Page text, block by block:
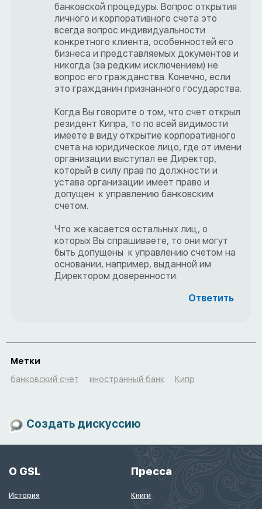
банковской процедуры. Вопрос открытия
личного и корпоративного счета это
всегда вопрос индивидуальности
конкретного клиента, особенностей его
бизнеса и представляемых документов и
никогда (за редким исключением) не
вопрос его гражданства. Конечно, если
это гражданин признанного государства.
Когда Вы говорите о том, что счет открыл
резидент Кипра, то по всей видимости
имеете в виду открытие корпоративного
счета на юридическое лицо, где от имени
организации выступал ее Директор,
который в силу прав по должности и
устава организации имеет право и
допущен к управлению банковским
счетом.
Что же касается остальных лиц, о
которых Вы спрашиваете, то они могут
быть допущены к управлению счетом на
основании, например, выданной им
Директором доверенности.
Ответить
Метки
банковский счет
иностранный банк Кипр
Создать дискуссию
О GSL
История
Пресса
Книги